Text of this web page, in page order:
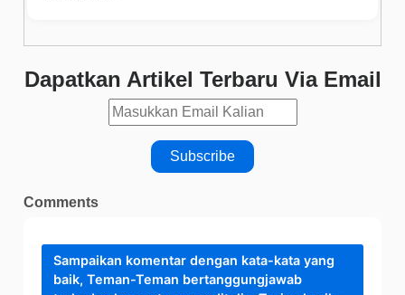
Dapatkan Artikel Terbaru Via Email
Comments
Sampaikan komentar dengan kata-kata yang
baik, Teman-Teman bertanggungjawab